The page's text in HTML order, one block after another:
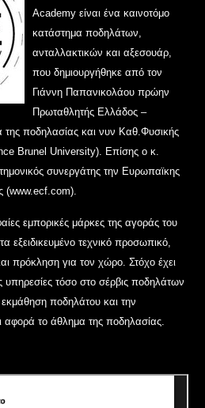
Academy είναι ένα καινοτόμο
κατάστημα ποδηλάτων,
ανταλλακτικών και αξεσουάρ,
που δημιουργήθηκε από τον
Γιάννη Παπανικολάου πρώην
Πρωταθλητής Ελλάδος –
της ποδηλασίας και νυν Καθ.Φυσικής
Brunel University). Επίσης ο κ.
συνεργάτης την Ευρωπαϊκης
(www.ecf.com).
εμπορικές μάρκες της αγοράς του
εξειδικευμένο τεχνικό προσωπικό,
πρόκληση για τον χώρο. Στόχο έχει
υπηρεσίες τόσο στο σέρβις ποδηλάτων
ποδηλάτου και την
το άθλημα της ποδηλασίας.